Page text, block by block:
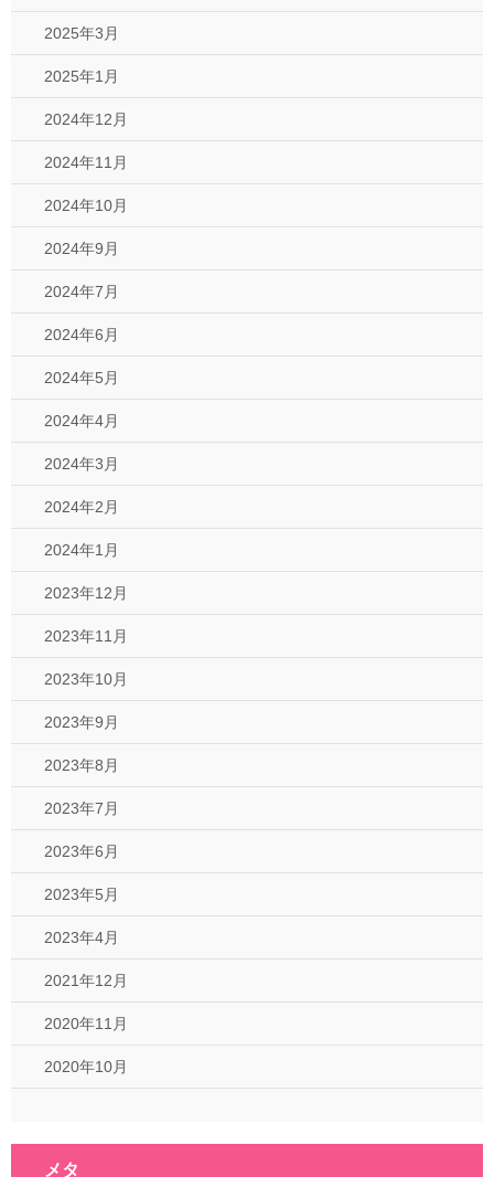
2025年3月
2025年1月
2024年12月
2024年11月
2024年10月
2024年9月
2024年7月
2024年6月
2024年5月
2024年4月
2024年3月
2024年2月
2024年1月
2023年12月
2023年11月
2023年10月
2023年9月
2023年8月
2023年7月
2023年6月
2023年5月
2023年4月
2021年12月
2020年11月
2020年10月
メタ